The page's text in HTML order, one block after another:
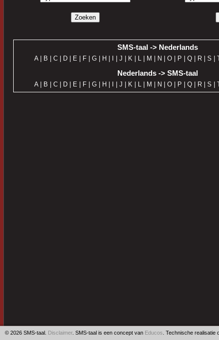
SMS-taal -> Nederlands
A | B |C | D | E | F |G | H | I |J | K | L | M | N |O | P |Q | R |S |
Nederlands -> SMS-taal
A | B |C | D | E | F |G | H | I |J | K | L | M | N |O | P |Q | R |S |
© 2026 SMS-taal. Disclaimer. SMS-taal is een concept van Educos . Technische realisatie